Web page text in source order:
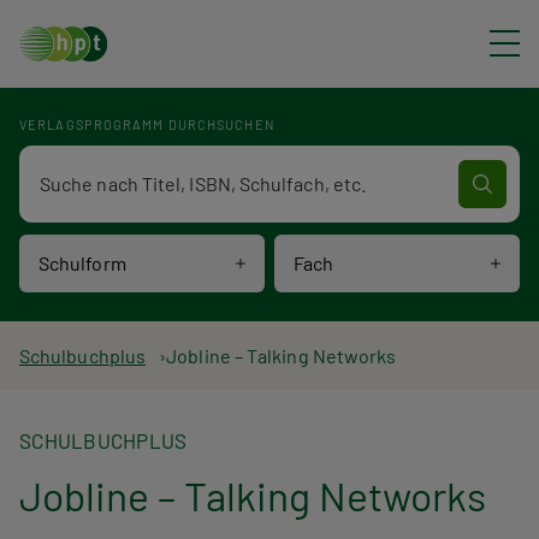
VERLAGSPROGRAMM DURCHSUCHEN
Schulform Fach
Verlagsprogramm Volltextsuche
P
a
d
Schulbuchplus Jobline – Talking Networks
SCHULBUCHPLUS
Jobline – Talking Networks